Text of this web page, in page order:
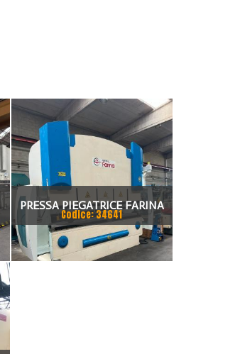
PRESSA PIEGATRICE FARINA
3000 X 130 TON
Codice: 34641